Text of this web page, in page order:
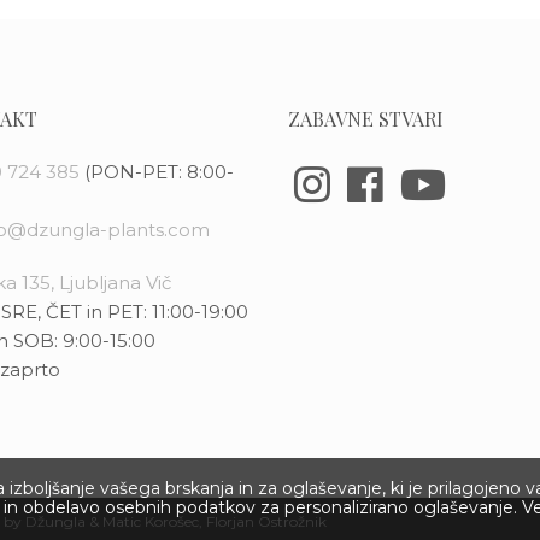
vašega brskanja in za oglaševanje, ki je prilagojeno
obdelavo osebnih podatkov za personalizirano oglaševanje.
724 385 (PON-PET: 8:00-
plants.com
135, Ljubljana Vič
ČET in PET: 11:00-19:00
SOB: 9:00-15:00
ZABAVNE STVARI
by Džungla & Matic Korošec , Florjan Ostrožnik